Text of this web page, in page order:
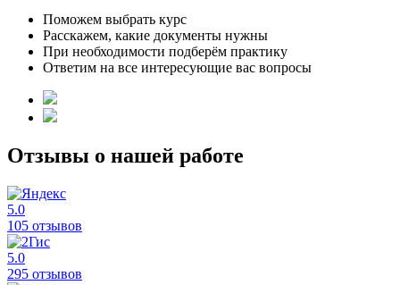
Поможем выбрать курс
Расскажем, какие документы нужны
При необходимости подберём практику
Ответим на все интересующие вас вопросы
Отзывы о нашей работе
5.0
105 отзывов
5.0
295 отзывов